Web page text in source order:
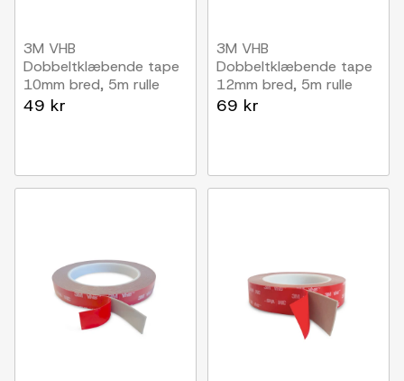
3M VHB
Dobbeltklæbende tape
10mm bred, 5m rulle
49 kr
3M VHB
Dobbeltklæbende tape
12mm bred, 5m rulle
69 kr